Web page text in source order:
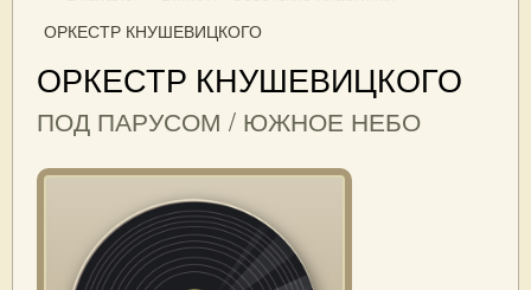
ОРКЕСТР КНУШЕВИЦКОГО
ОРКЕСТР КНУШЕВИЦКОГО
ПОД ПАРУСОМ / ЮЖНОЕ НЕБО